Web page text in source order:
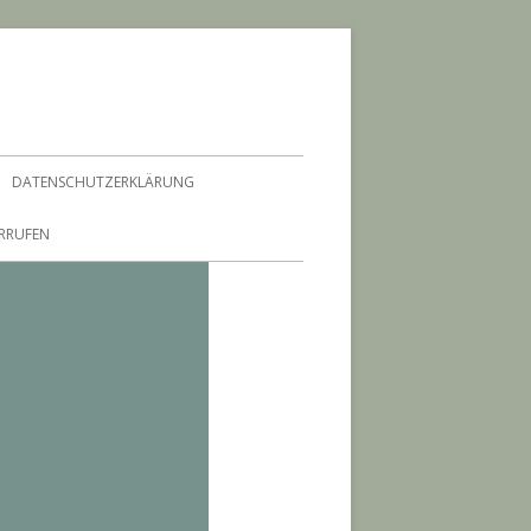
DATENSCHUTZERKLÄRUNG